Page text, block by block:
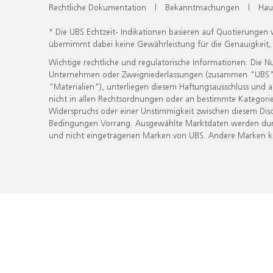
Rechtliche Dokumentation | Bekanntmachungen |
* Die UBS Echtzeit- Indikationen basieren auf
übernimmt dabei keine Gewährleistung für die
Wichtige rechtliche und regulatorische Informationen. Die
Unternehmen oder Zweigniederlassungen (zusammen
"Materialien"), unterliegen diesem Haftungsausschluss
nicht in allen Rechtsordnungen oder an bestimmte
Widerspruchs oder einer Unstimmigkeit zwischen diesem
Bedingungen Vorrang. Ausgewählte Marktdaten werden
und nicht eingetragenen Marken von UBS. Andere Marken